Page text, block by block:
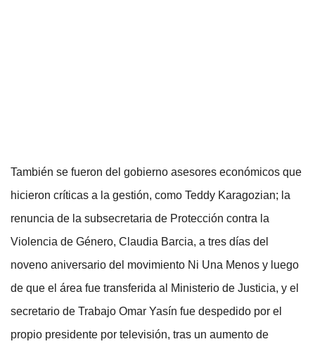
También se fueron del gobierno asesores económicos que
hicieron críticas a la gestión, como Teddy Karagozian; la
renuncia de la subsecretaria de Protección contra la
Violencia de Género, Claudia Barcia, a tres días del
noveno aniversario del movimiento Ni Una Menos y luego
de que el área fue transferida al Ministerio de Justicia, y el
secretario de Trabajo Omar Yasín fue despedido por el
propio presidente por televisión, tras un aumento de